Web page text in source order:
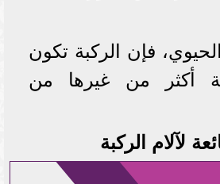
فإن الركبة تكون
أكثر من غيرها من
لآلام الركبة